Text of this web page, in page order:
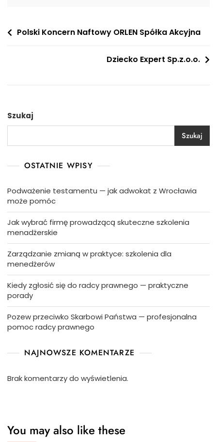
Nawigacja
Polski Koncern Naftowy ORLEN Spółka Akcyjna
Dziecko Expert Sp.z.o.o.
Szukaj
Szukaj
OSTATNIE WPISY
Podważenie testamentu — jak adwokat z Wrocławia
może pomóc
Jak wybrać firmę prowadzącą skuteczne szkolenia
menadżerskie
Zarządzanie zmianą w praktyce: szkolenia dla
menedżerów
Kiedy zgłosić się do radcy prawnego — praktyczne
porady
Pozew przeciwko Skarbowi Państwa — profesjonalna
pomoc radcy prawnego
NAJNOWSZE KOMENTARZE
Brak komentarzy do wyświetlenia.
You may also like these